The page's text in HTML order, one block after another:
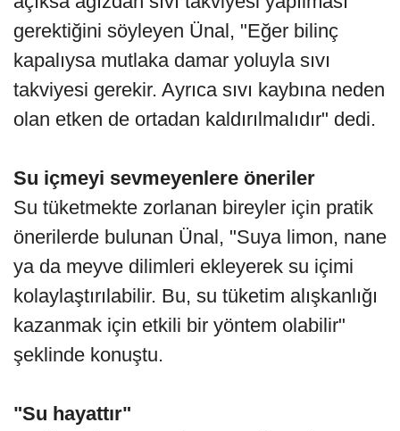
gerektiğini söyleyen Ünal, "Eğer bilinç
kapalıysa mutlaka damar yoluyla sıvı
takviyesi gerekir. Ayrıca sıvı kaybına neden
olan etken de ortadan kaldırılmalıdır" dedi.
Su içmeyi sevmeyenlere öneriler
Su tüketmekte zorlanan bireyler için pratik
önerilerde bulunan Ünal, "Suya limon, nane
ya da meyve dilimleri ekleyerek su içimi
kolaylaştırılabilir. Bu, su tüketim alışkanlığı
kazanmak için etkili bir yöntem olabilir"
şeklinde konuştu.
"Su hayattır"